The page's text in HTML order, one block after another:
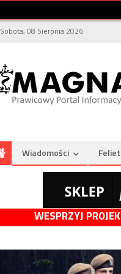
Sobota, 08 Sierpnia 2026
Wiadomości
WESPRZYJ